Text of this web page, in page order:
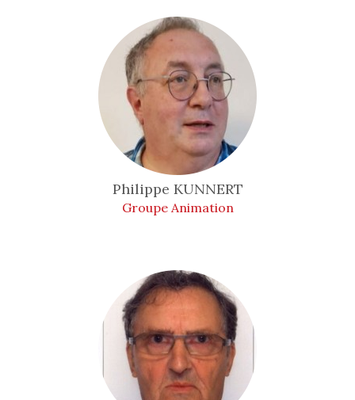
Philippe KUNNERT
Groupe Animation